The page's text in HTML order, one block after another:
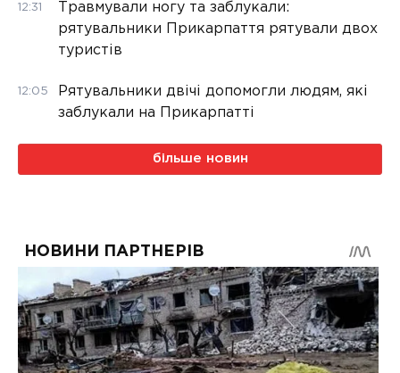
12:31
Травмували ногу та заблукали:
рятувальники Прикарпаття рятували двох
туристів
12:05
Рятувальники двічі допомогли людям, які
заблукали на Прикарпатті
більше новин